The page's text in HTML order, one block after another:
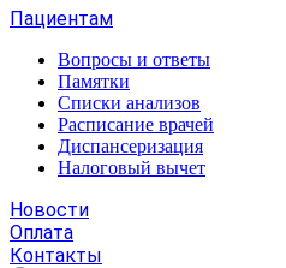
Пациентам
Вопросы и ответы
Памятки
Списки анализов
Расписание врачей
Диспансеризация
Налоговый вычет
Новости
Оплата
Контакты